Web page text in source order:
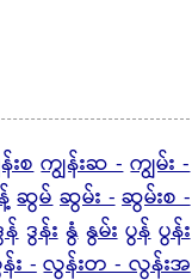
းစ ကျွန်းဆ - ကျွမ်း -
ဆွမ်ဆွမ်း -ဆွမ်းစ -
ဒွန်း နွံ နွမ်း ပွန် ပွန်း
း - လွန်းတ - လွန်းအ